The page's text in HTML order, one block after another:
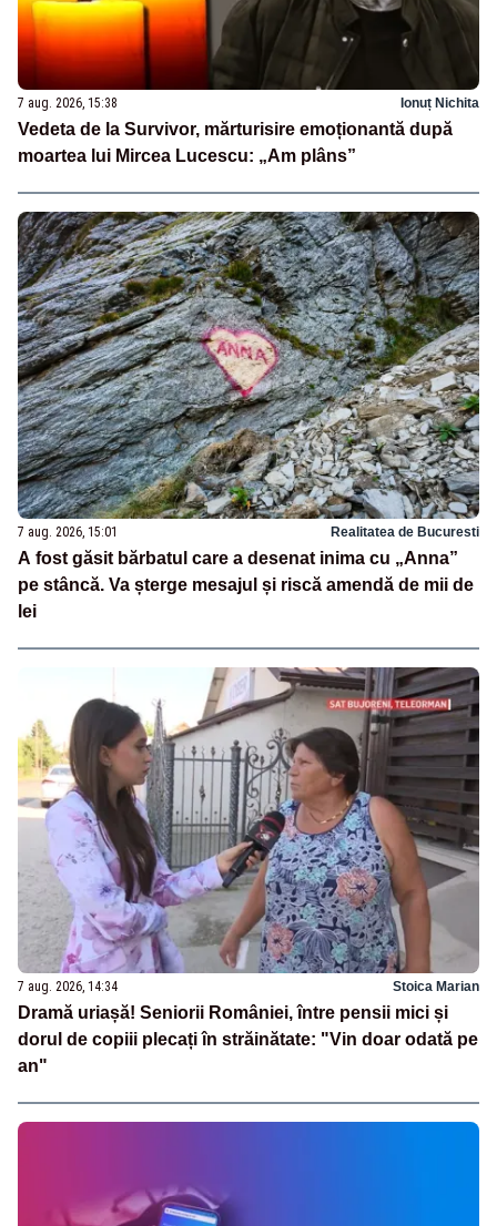
7 aug. 2026, 15:38 Ionuț Nichita
Vedeta de la Survivor, mărturisire emoționantă după
moartea lui Mircea Lucescu: „Am plâns”
7 aug. 2026, 15:01 Realitatea de Bucuresti
A fost găsit bărbatul care a desenat inima cu „Anna”
pe stâncă. Va șterge mesajul și riscă amendă de mii de
lei
7 aug. 2026, 14:34 Stoica Marian
Dramă uriașă! Seniorii României, între pensii mici și
dorul de copiii plecați în străinătate: "Vin doar odată pe
an"